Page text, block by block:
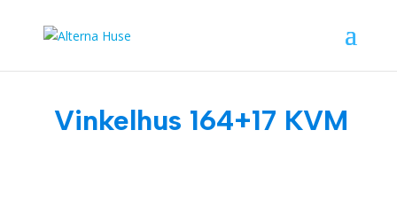
Vinkelhus 164+17 KVM